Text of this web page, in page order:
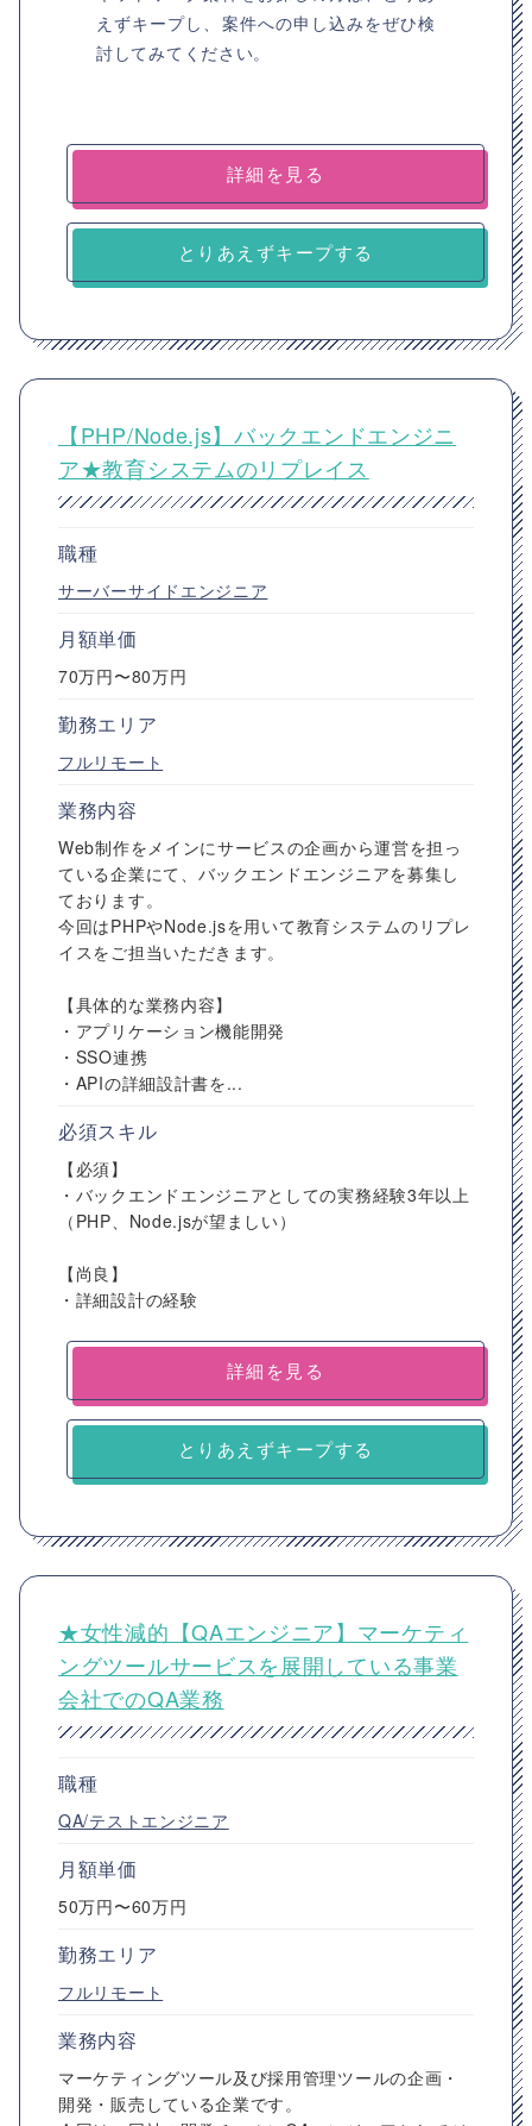
えずキープし、案件への申し込みをぜひ検
討してみてください。
詳細を見る
とりあえずキープする
【PHP/Node.js】バックエンドエンジニ
ア★教育システムのリプレイス
職種
サーバーサイドエンジニア
月額単価
70万円〜80万円
勤務エリア
フルリモート
業務内容
Web制作をメインにサービスの企画から運営を担っ
ている企業にて、バックエンドエンジニアを募集し
ております。
今回はPHPやNode.jsを用いて教育システムのリプレ
イスをご担当いただきます。
【具体的な業務内容】
・アプリケーション機能開発
・SSO連携
・APIの詳細設計書を...
必須スキル
【必須】
・バックエンドエンジニアとしての実務経験3年以上
（PHP、Node.jsが望ましい）
【尚良】
・詳細設計の経験
詳細を見る
とりあえずキープする
★女性減的【QAエンジニア】マーケティ
ングツールサービスを展開している事業
会社でのQA業務
職種
QA/テストエンジニア
月額単価
50万円〜60万円
勤務エリア
フルリモート
業務内容
マーケティングツール及び採用管理ツールの企画・
開発・販売している企業です。